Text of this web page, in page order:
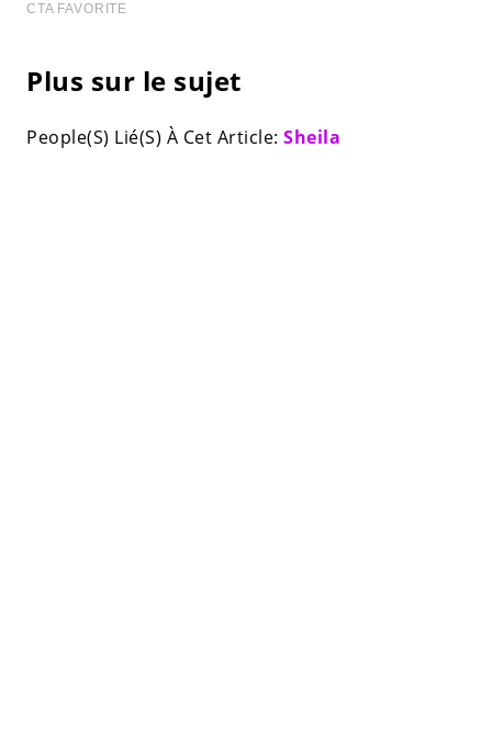
Plus sur le sujet
People(S) Lié(S) À Cet Article: Sheila